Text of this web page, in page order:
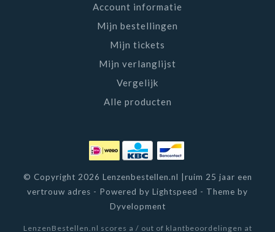
Account informatie
Mijn bestellingen
Mijn tickets
Mijn verlanglijst
Vergelijk
Alle producten
© Copyright 2026 Lenzenbestellen.nl |ruim 25 jaar een
vertrouw adres - Powered by Lightspeed - Theme by
Dyvelopment
LenzenBestellen.nl scores a / out of klantbeoordelingen at